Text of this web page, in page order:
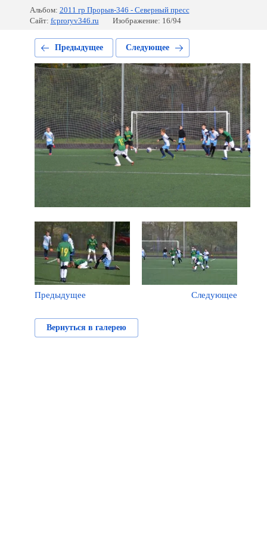
Альбом: 2011 гр Прорыв-346 - Северный пресс
Сайт: fcproryv346.ru Изображение: 16/94
Предыдущее Следующее
Предыдущее Следующее
Вернуться в галерею